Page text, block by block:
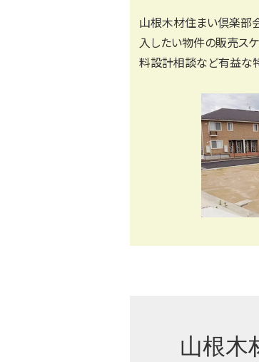
山根木材住まい倶楽部
入したい物件の販売ス
料設計相談など有益な
山根木